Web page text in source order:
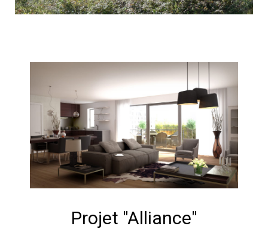
Projet "Alliance"